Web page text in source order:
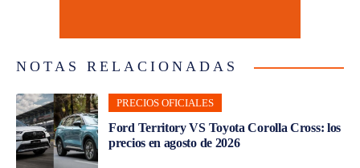
NOTAS RELACIONADAS
PRECIOS OFICIALES
Ford Territory VS Toyota Corolla Cross: los
precios en agosto de 2026